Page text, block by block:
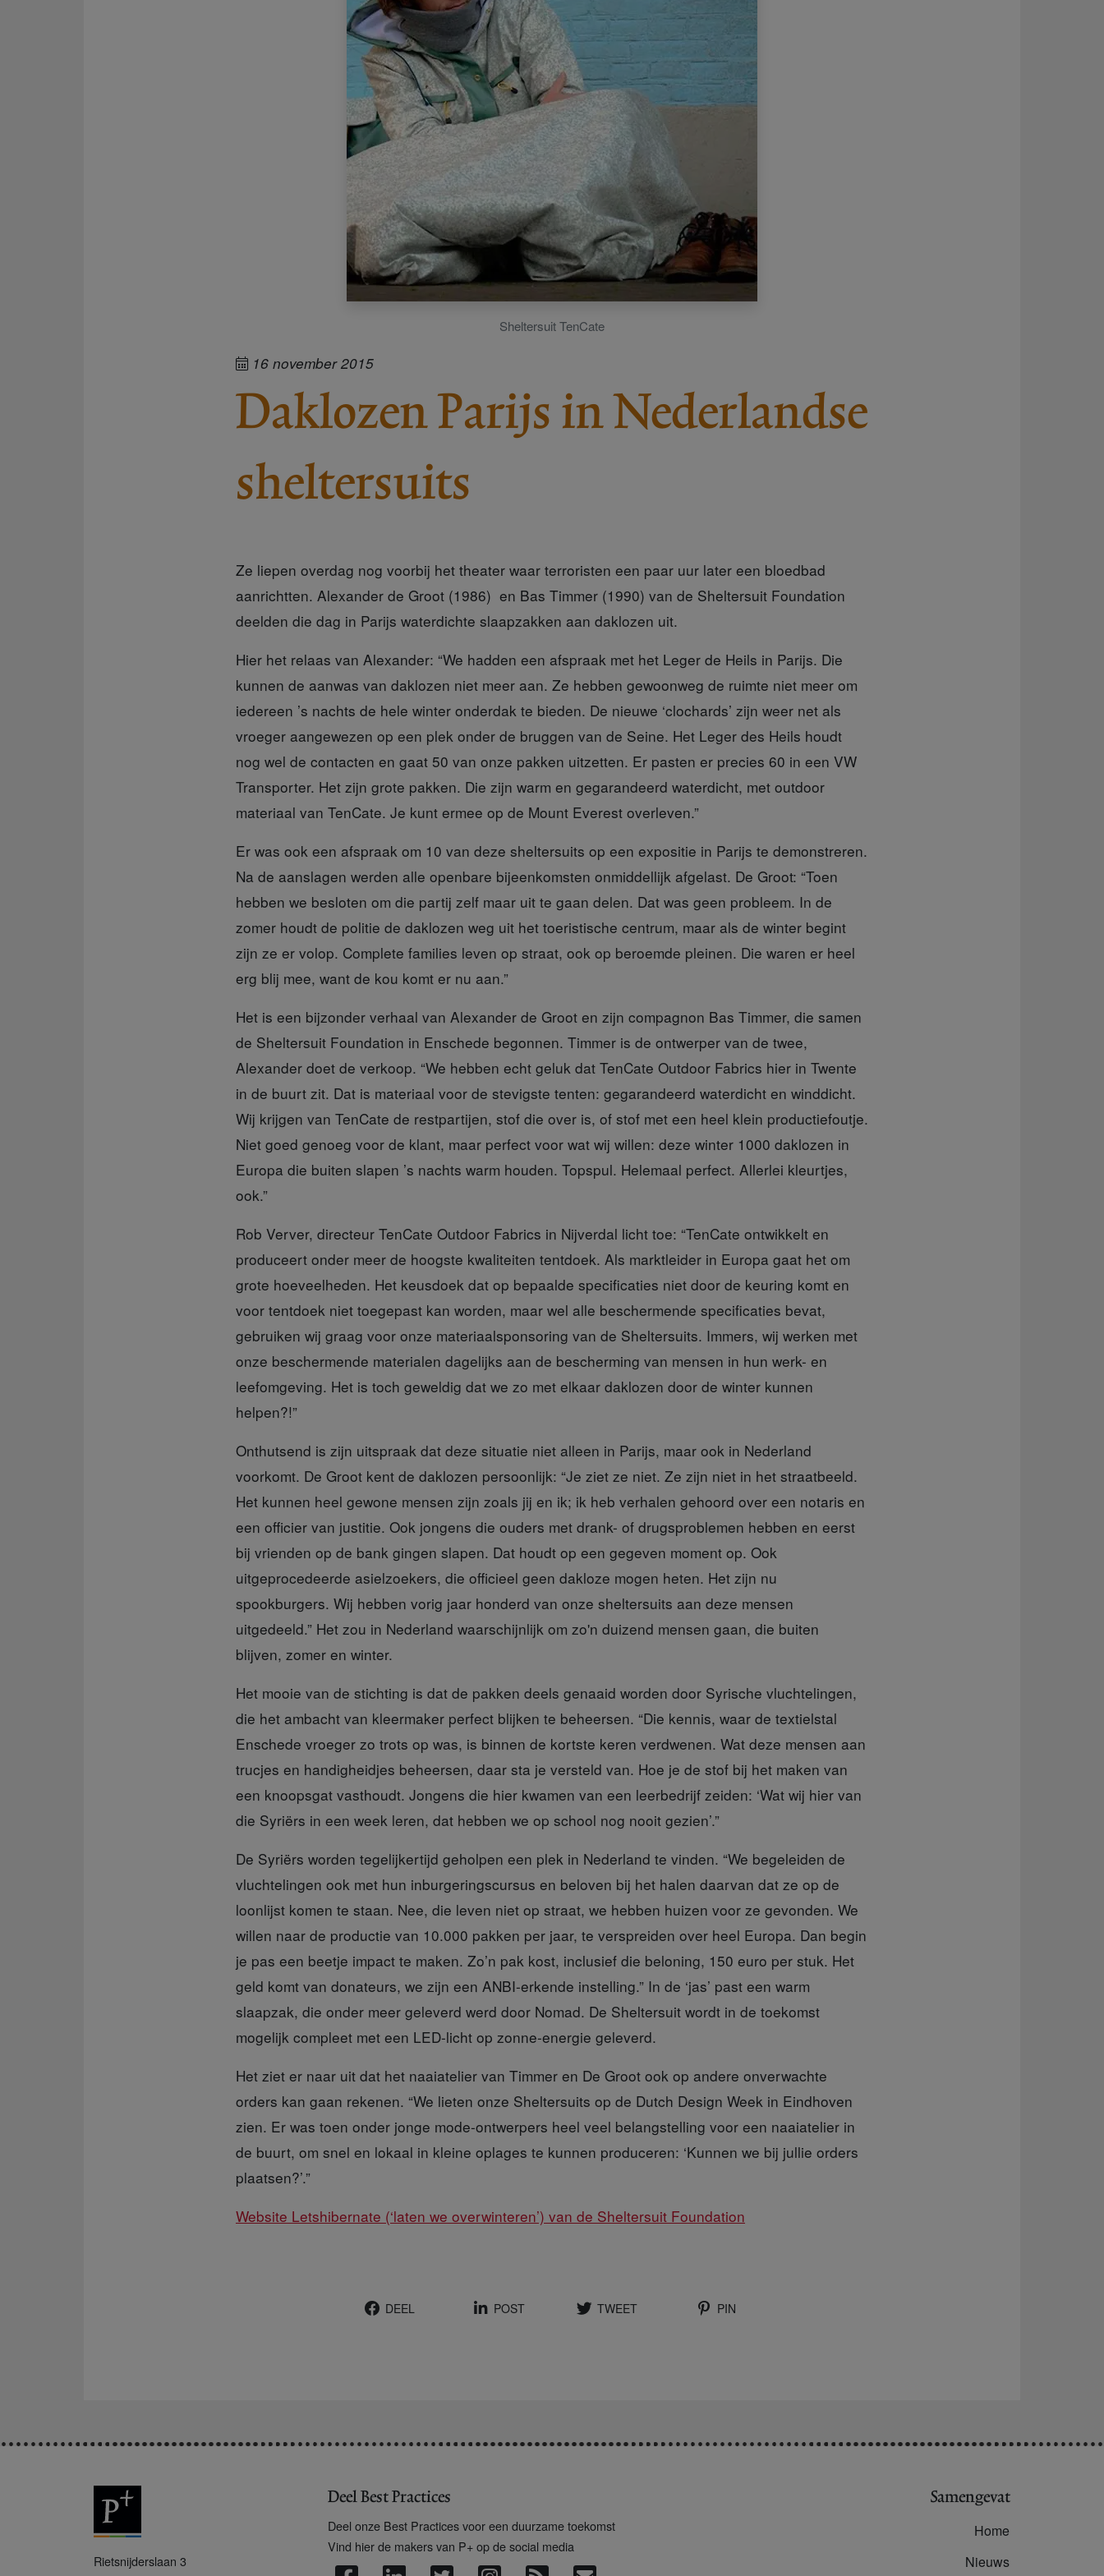
Sheltersuit TenCate
16 november 2015
Daklozen Parijs in Nederlandse
sheltersuits
Ze liepen overdag nog voorbij het theater waar terroristen een paar uur later een bloedbad
aanrichtten. Alexander de Groot (1986) en Bas Timmer (1990) van de Sheltersuit Foundation
deelden die dag in Parijs waterdichte slaapzakken aan daklozen uit.
Hier het relaas van Alexander: “We hadden een afspraak met het Leger de Heils in Parijs. Die
kunnen de aanwas van daklozen niet meer aan. Ze hebben gewoonweg de ruimte niet meer om
iedereen ’s nachts de hele winter onderdak te bieden. De nieuwe ‘clochards’ zijn weer net als
vroeger aangewezen op een plek onder de bruggen van de Seine. Het Leger des Heils houdt
nog wel de contacten en gaat 50 van onze pakken uitzetten. Er pasten er precies 60 in een VW
Transporter. Het zijn grote pakken. Die zijn warm en gegarandeerd waterdicht, met outdoor
materiaal van TenCate. Je kunt ermee op de Mount Everest overleven.”
Er was ook een afspraak om 10 van deze sheltersuits op een expositie in Parijs te demonstreren.
Na de aanslagen werden alle openbare bijeenkomsten onmiddellijk afgelast. De Groot: “Toen
hebben we besloten om die partij zelf maar uit te gaan delen. Dat was geen probleem. In de
zomer houdt de politie de daklozen weg uit het toeristische centrum, maar als de winter begint
zijn ze er volop. Complete families leven op straat, ook op beroemde pleinen. Die waren er heel
erg blij mee, want de kou komt er nu aan.”
Het is een bijzonder verhaal van Alexander de Groot en zijn compagnon Bas Timmer, die samen
de Sheltersuit Foundation in Enschede begonnen. Timmer is de ontwerper van de twee,
Alexander doet de verkoop. “We hebben echt geluk dat TenCate Outdoor Fabrics hier in Twente
in de buurt zit. Dat is materiaal voor de stevigste tenten: gegarandeerd waterdicht en winddicht.
Wij krijgen van TenCate de restpartijen, stof die over is, of stof met een heel klein productiefoutje.
Niet goed genoeg voor de klant, maar perfect voor wat wij willen: deze winter 1000 daklozen in
Europa die buiten slapen ’s nachts warm houden. Topspul. Helemaal perfect. Allerlei kleurtjes,
ook.”
Rob Verver, directeur TenCate Outdoor Fabrics in Nijverdal licht toe: “TenCate ontwikkelt en
produceert onder meer de hoogste kwaliteiten tentdoek. Als marktleider in Europa gaat het om
grote hoeveelheden. Het keusdoek dat op bepaalde specificaties niet door de keuring komt en
voor tentdoek niet toegepast kan worden, maar wel alle beschermende specificaties bevat,
gebruiken wij graag voor onze materiaalsponsoring van de Sheltersuits. Immers, wij werken met
onze beschermende materialen dagelijks aan de bescherming van mensen in hun werk- en
leefomgeving. Het is toch geweldig dat we zo met elkaar daklozen door de winter kunnen
helpen?!”
Onthutsend is zijn uitspraak dat deze situatie niet alleen in Parijs, maar ook in Nederland
voorkomt. De Groot kent de daklozen persoonlijk: “Je ziet ze niet. Ze zijn niet in het straatbeeld.
Het kunnen heel gewone mensen zijn zoals jij en ik; ik heb verhalen gehoord over een notaris en
een officier van justitie. Ook jongens die ouders met drank- of drugsproblemen hebben en eerst
bij vrienden op de bank gingen slapen. Dat houdt op een gegeven moment op. Ook
uitgeprocedeerde asielzoekers, die officieel geen dakloze mogen heten. Het zijn nu
spookburgers. Wij hebben vorig jaar honderd van onze sheltersuits aan deze mensen
uitgedeeld.” Het zou in Nederland waarschijnlijk om zo'n duizend mensen gaan, die buiten
blijven, zomer en winter.
Het mooie van de stichting is dat de pakken deels genaaid worden door Syrische vluchtelingen,
die het ambacht van kleermaker perfect blijken te beheersen. “Die kennis, waar de textielstal
Enschede vroeger zo trots op was, is binnen de kortste keren verdwenen. Wat deze mensen aan
trucjes en handigheidjes beheersen, daar sta je versteld van. Hoe je de stof bij het maken van
een knoopsgat vasthoudt. Jongens die hier kwamen van een leerbedrijf zeiden: ‘Wat wij hier van
die Syriërs in een week leren, dat hebben we op school nog nooit gezien’.”
De Syriërs worden tegelijkertijd geholpen een plek in Nederland te vinden. “We begeleiden de
vluchtelingen ook met hun inburgeringscursus en beloven bij het halen daarvan dat ze op de
loonlijst komen te staan. Nee, die leven niet op straat, we hebben huizen voor ze gevonden. We
willen naar de productie van 10.000 pakken per jaar, te verspreiden over heel Europa. Dan begin
je pas een beetje impact te maken. Zo’n pak kost, inclusief die beloning, 150 euro per stuk. Het
geld komt van donateurs, we zijn een ANBI-erkende instelling.” In de ‘jas’ past een warm
slaapzak, die onder meer geleverd werd door Nomad. De Sheltersuit wordt in de toekomst
mogelijk compleet met een LED-licht op zonne-energie geleverd.
Het ziet er naar uit dat het naaiatelier van Timmer en De Groot ook op andere onverwachte
orders kan gaan rekenen. “We lieten onze Sheltersuits op de Dutch Design Week in Eindhoven
zien. Er was toen onder jonge mode-ontwerpers heel veel belangstelling voor een naaiatelier in
de buurt, om snel en lokaal in kleine oplages te kunnen produceren: ‘Kunnen we bij jullie orders
plaatsen?’.”
Website Letshibernate (‘laten we overwinteren’) van de Sheltersuit Foundation
DEEL POST TWEET PIN
+
Rietsnijderslaan 3
Deel Best Practices
Deel onze Best Practices voor een duurzame toekomst
Vind hier de makers van P+ op de social media
Samengevat
Home
Nieuws